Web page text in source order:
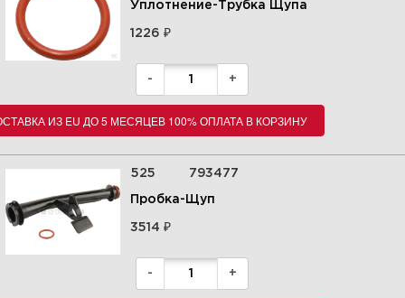
Уплотнение-Трубка Щупа
1226₽
- +
ИЗ EU ДО 5 МЕСЯЦЕВ 100% ОПЛАТА В КОРЗИНУ
525 793477
Пробка-Щуп
3514₽
- +